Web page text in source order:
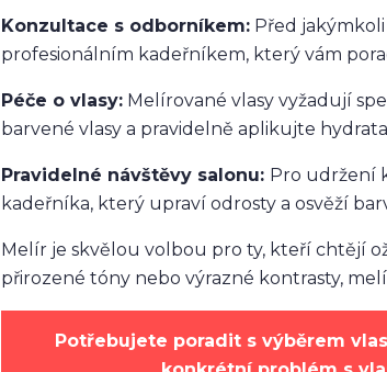
Konzultace s odborníkem: Před
profesionálním kadeřníkem, který vám
Péče o vlasy: Melírované vlasy vyžadují
barvené vlasy a pravidelně aplikujte
Pravidelné návštěvy salonu: Pro udržení
kadeřníka, který upraví odrosty a osvěží
Melír je skvělou volbou pro ty, kteří chtějí
přirozené tóny nebo výrazné kontrasty,
Potřebujete poradit s výběrem